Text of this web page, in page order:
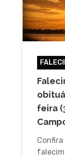
feira
Confira